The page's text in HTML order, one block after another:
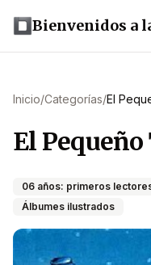
Bienvenidos a
Inicio/Categorías/El
El
06 años: primeros
Álbumes ilustrados